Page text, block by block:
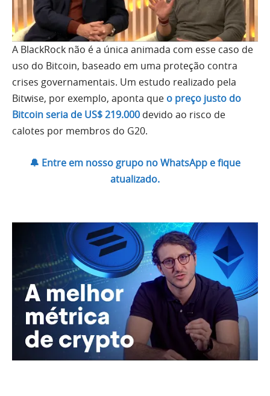
A BlackRock não é a única animada com esse caso de
uso do Bitcoin, baseado em uma proteção contra
crises governamentais. Um estudo realizado pela
Bitwise, por exemplo, aponta que o preço justo do
Bitcoin seria de US$ 219.000 devido ao risco de
calotes por membros do G20.
🔔 Entre em nosso grupo no WhatsApp e fique
atualizado.